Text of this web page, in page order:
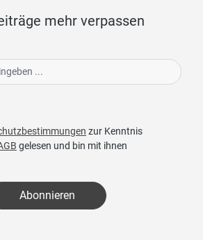
mehr verpassen
zur Kenntnis
gelesen und bin mit ihnen
Abonnieren